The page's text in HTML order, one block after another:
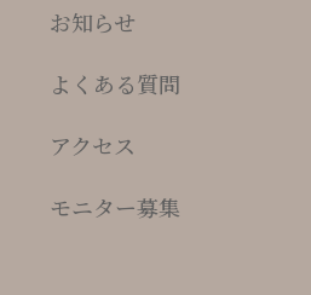
お知らせ
よくある質問
アクセス
モニター募集